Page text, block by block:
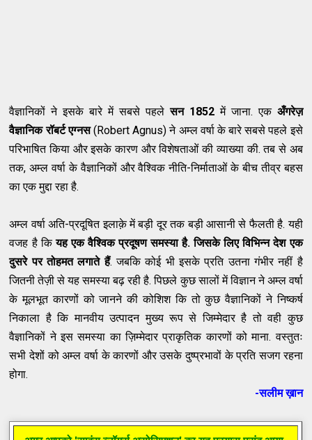
वैज्ञानिकों ने इसके बारे में सबसे पहलेसन 1852में जाना. एक अँगरेज़
वैज्ञानिक रॉबर्ट एग्नस(Robert Agnus) ने अम्ल वर्षा के बारे सबसे पहले इसे
परिभाषित किया और इसके कारण और विशेषताओं की व्याख्या की. तब से अब
तक, अम्ल वर्षा के वैज्ञानिकों और वैश्विक नीति-निर्माताओं के बीच तीव्र बहस
का एक मुद्दा रहा है.
अम्ल वर्षा अति-प्रदूषित इलाक़े में बड़ी दूर तक बड़ी आसानी से फैलती है. यही
वजह है कियह एक वैश्विक प्रदूषण समस्या है. जिसके लिए विभिन्न देश एक
दुसरे पर तोहमत लगाते हैं. जबकि कोई भी इसके प्रति उतना गंभीर नहीं है
जितनी तेज़ी से यह समस्या बढ़ रही है. पिछले कुछ सालों में विज्ञान ने अम्ल वर्षा
के मूलभूत कारणों को जानने की कोशिश कि तो कुछ वैज्ञानिकों ने निष्कर्ष
निकाला है कि मानवीय उत्पादन मुख्य रूप से जिम्मेदार है तो वही कुछ
वैज्ञानिकों ने इस समस्या का ज़िम्मेदार प्राकृतिक कारणों को माना. वस्तुतः
सभी देशों को अम्ल वर्षा के कारणों और उसके दुष्प्रभावों के प्रति सजग रहना
होगा.
-सलीम ख़ान